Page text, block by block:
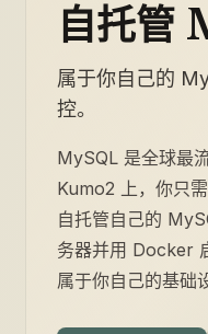
自托管
属于你自己的
控。
MySQL 是全球最
Kumo2 上，你只
自托管自己的
务器并用 Docker
属于你自己的基础